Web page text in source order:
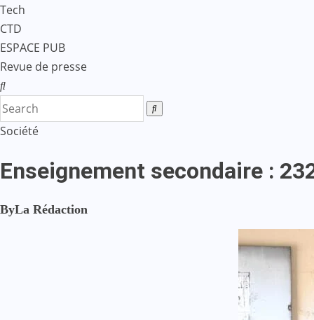
Tech
CTD
ESPACE PUB
Revue de presse
Société
Enseignement secondaire :
ByLa Rédaction